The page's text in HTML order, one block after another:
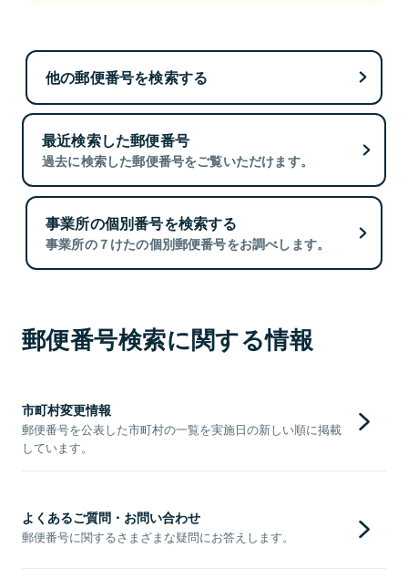
他の郵便番号を検索する
最近検索した郵便番号
過去に検索した郵便番号をご覧いただけます。
事業所の個別番号を検索する
事業所の７けたの個別郵便番号をお調べします。
郵便番号検索に関する情報
市町村変更情報
郵便番号を公表した市町村の一覧を実施日の新しい順に掲載
しています。
よくあるご質問・お問い合わせ
郵便番号に関するさまざまな疑問にお答えします。